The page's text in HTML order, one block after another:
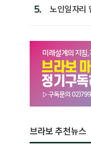
5.
노인일자리
브라보 추천뉴스